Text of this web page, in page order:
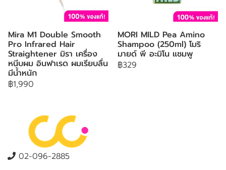
Mira M1 Double Smooth
Pro Infrared Hair
Straightener มิรา เครื่อง
หนีบผม อินฟาเรด ผมเรียบลื่น
มีน้ำหนัก
฿1,990
MORI MILD Pea Amino
Shampoo (250ml) โมริ
มายด์ พี อะมิโน แชมพู
฿329
02-096-2885